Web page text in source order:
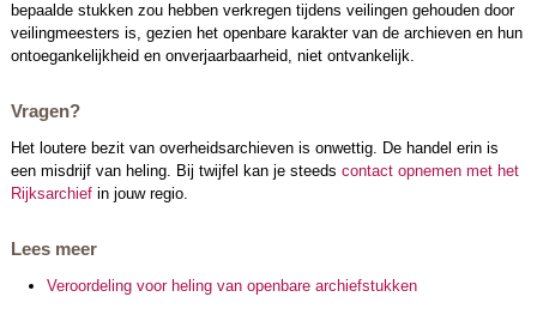
bepaalde stukken zou hebben verkregen tijdens veilingen gehouden door
veilingmeesters is, gezien het openbare karakter van de archieven en hun
ontoegankelijkheid en onverjaarbaarheid, niet ontvankelijk.
Vragen?
Het loutere bezit van overheidsarchieven is onwettig. De handel erin is
een misdrijf van heling. Bij twijfel kan je steeds contact opnemen met het
Rijksarchiefin jouw regio.
Lees meer
Veroordeling voor heling van openbare archiefstukken